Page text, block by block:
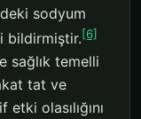
sodyum
bildirmiştir.[6]
sağlık temelli
tat ve
olasılığını